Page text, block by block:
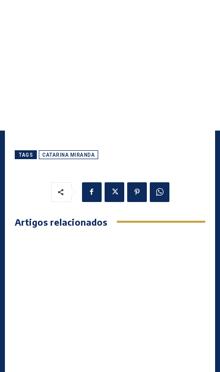
TAGS CATARINA MIRANDA
Artigos relacionados